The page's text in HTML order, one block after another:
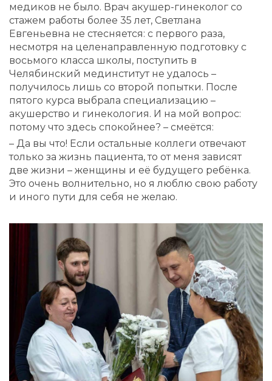
медиков не было. Врач акушер-гинеколог со
стажем работы более 35 лет, Светлана
Евгеньевна не стесняется: с первого раза,
несмотря на целенаправленную подготовку с
восьмого класса школы, поступить в
Челябинский мединститут не удалось –
получилось лишь со второй попытки. После
пятого курса выбрала специализацию –
акушерство и гинекология. И на мой вопрос:
потому что здесь спокойнее? – смеётся:
– Да вы что! Если остальные коллеги отвечают
только за жизнь пациента, то от меня зависят
две жизни – женщины и её будущего ребёнка.
Это очень волнительно, но я люблю свою работу
и иного пути для себя не желаю.